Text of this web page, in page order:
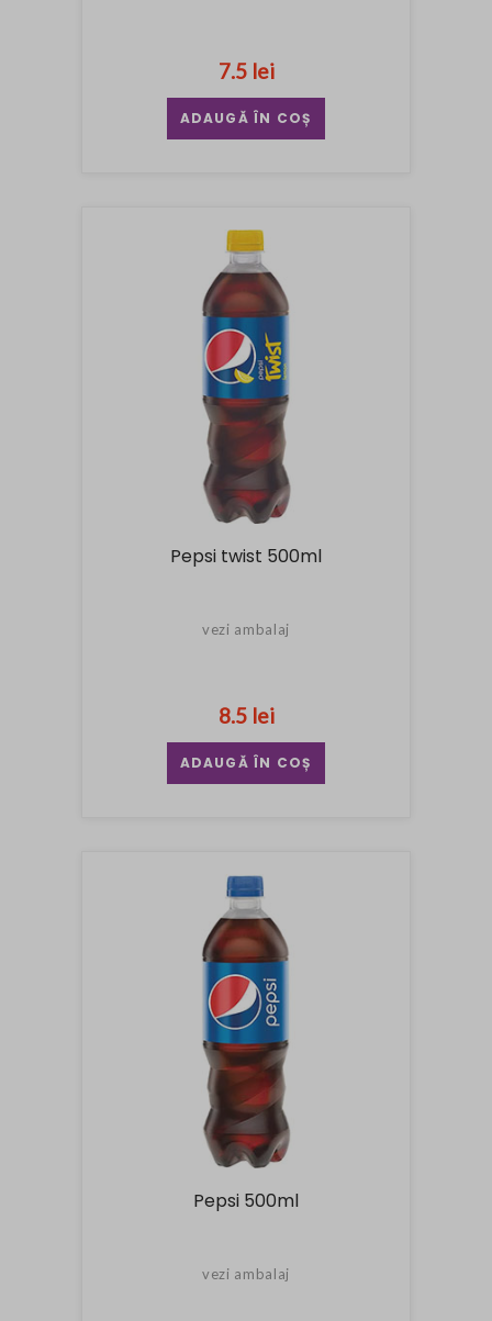
7.5 lei
ADAUGĂ ÎN COȘ
Pepsi twist 500ml
vezi ambalaj
8.5 lei
ADAUGĂ ÎN COȘ
Pepsi 500ml
vezi ambalaj